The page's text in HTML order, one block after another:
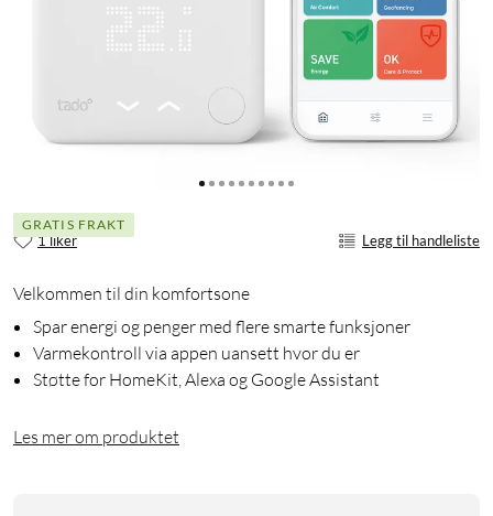
GRATIS FRAKT
1 liker Legg til handleliste
Velkommen til din komfortsone
Spar energi og penger med flere smarte funksjoner
Varmekontroll via appen uansett hvor du er
Støtte for HomeKit, Alexa og Google Assistant
Les mer om produktet